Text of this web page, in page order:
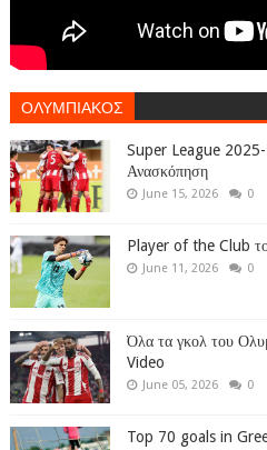
ΟΛΥΜΠΙΑΚΟΣ
Super League
Ανασκόπηση
June 15, 2026 0
Player of the Club
June 11, 2026 0
Όλα τα γκολ του
Video
June 05, 2026 0
Top 70 goals in